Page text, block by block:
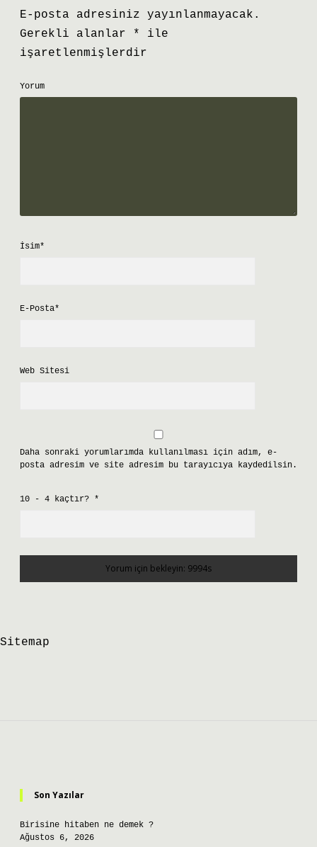
E-posta adresiniz yayınlanmayacak.
Gerekli alanlar
*
ile
işaretlenmişlerdir
Yorum
İsim*
E-Posta*
Web Sitesi
Daha sonraki yorumlarımda kullanılması için adım, e-
posta adresim ve site adresim bu tarayıcıya kaydedilsin.
10 - 4 kaçtır? *
Sitemap
Son Yazılar
Birisine hitaben ne demek ?
Ağustos 6, 2026